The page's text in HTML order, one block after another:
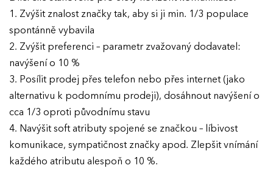
1. Zvýšit znalost značky tak, aby si ji min. 1/3 populace
spontánně vybavila
2. Zvýšit preferenci – parametr zvažovaný dodavatel:
navýšení o 10 %
3. Posílit prodej přes telefon nebo přes internet (jako
alternativu k podomnímu prodeji), dosáhnout navýšení o
cca 1/3 oproti původnímu stavu
4. Navýšit soft atributy spojené se značkou – líbivost
komunikace, sympatičnost značky apod. Zlepšit vnímání
každého atributu alespoň o 10 %.